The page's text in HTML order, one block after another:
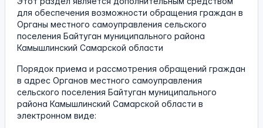
для обеспечения возможности обращения граждан в
Органы местного самоуправления сельского
поселения Байтуган муниципального района
Камышлинский Самарской области
Порядок приема и рассмотрения обращений граждан
в адрес Органов местного самоуправления
сельского поселения Байтуган муниципального
района Камышлинский Самарской области в
электронном виде: